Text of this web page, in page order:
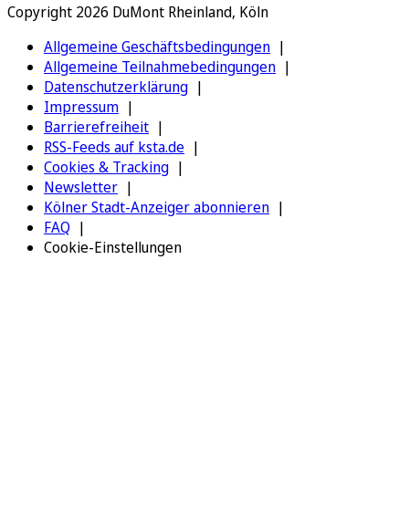
Copyright 2026 DuMont Rheinland, Köln
Allgemeine Geschäftsbedingungen
Allgemeine Teilnahmebedingungen
Datenschutzerklärung
Impressum
Barrierefreiheit
RSS-Feeds auf ksta.de
Cookies & Tracking
Newsletter
Kölner Stadt-Anzeiger abonnieren
FAQ
Cookie-Einstellungen